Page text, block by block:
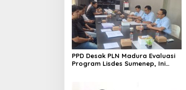
PPD Desak PLN Madura Evaluasi
Program Lisdes Sumenep, Ini